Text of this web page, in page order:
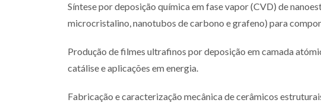
Síntese por deposição química em fase vapor (CVD) de
microcristalino, nanotubos de carbono e grafeno) para
Produção de filmes ultrafinos por deposição em camada
catálise e aplicações em energia.
Fabricação e caracterização mecânica de cerâmicos